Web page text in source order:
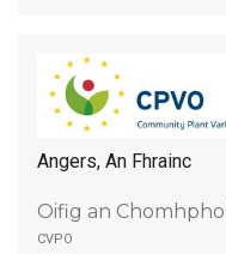
Angers, An Fhrainc
Oifig an
cvpo